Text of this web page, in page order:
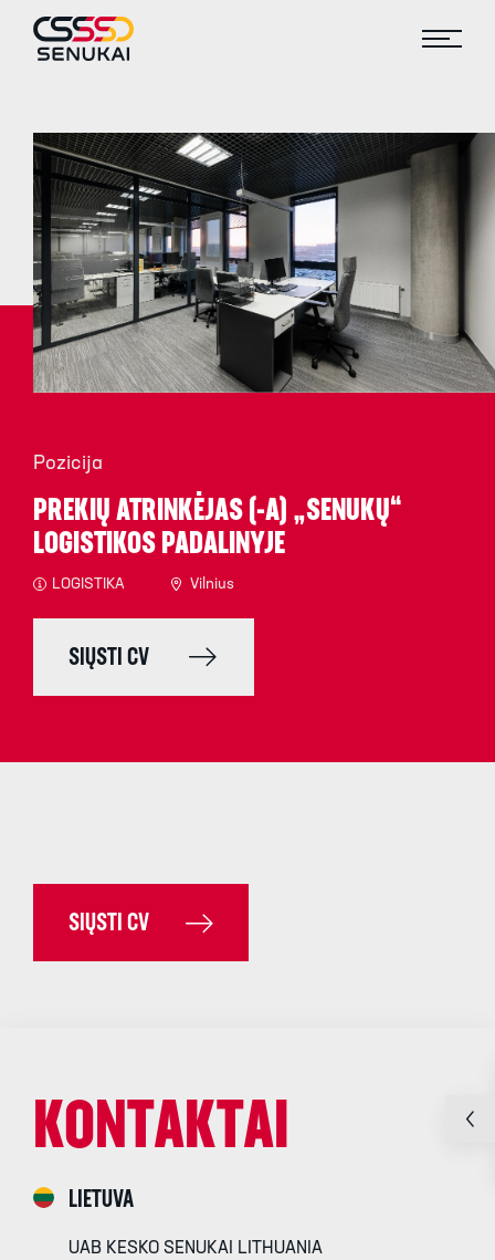
Pozicija
PREKIŲ ATRINKĖJAS (-A) „SENUKŲ“
LOGISTIKOS PADALINYJE
LOGISTIKA Vilnius
SIŲSTI CV
SIŲSTI CV
KONTAKTAI
LIETUVA
UAB KESKO SENUKAI LITHUANIA